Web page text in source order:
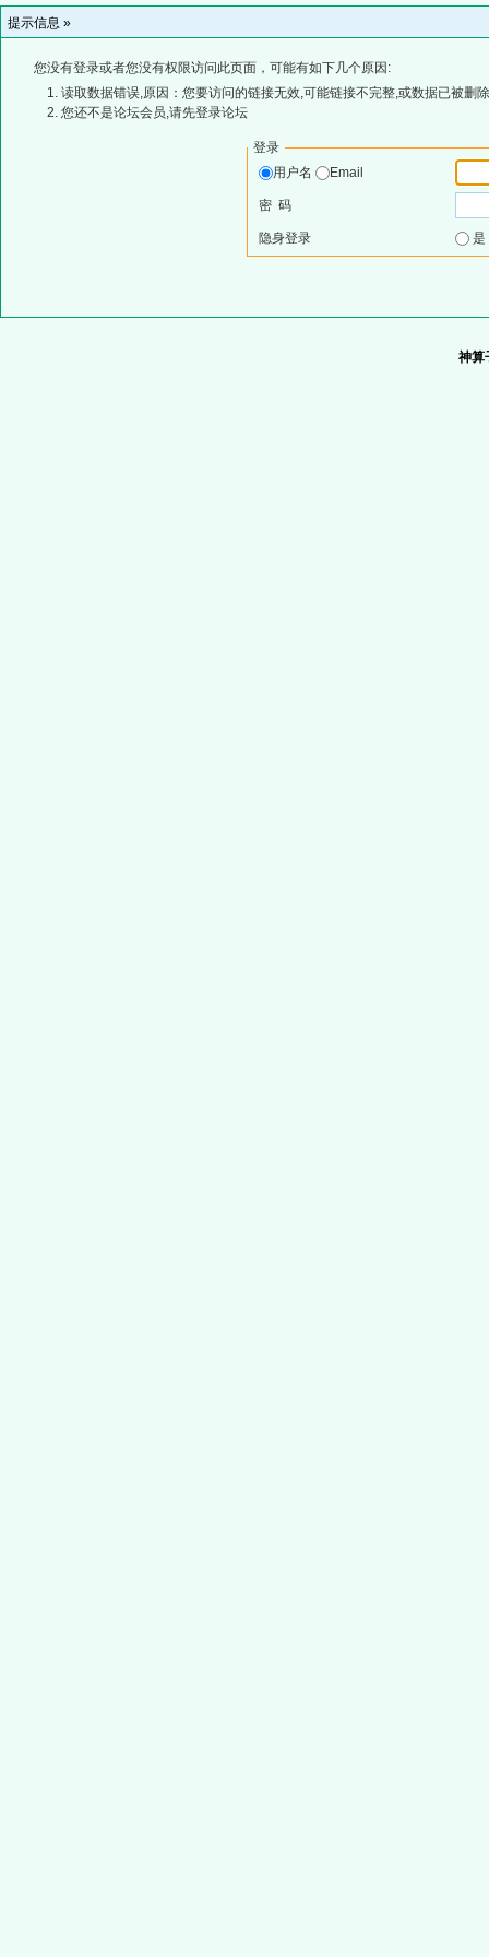
提示信息 »
您没有登录或者您没有权限访问此页面，可能有如下几个原因:
读取数据错误,原因：您要访问的链接无效,可能链接不完整,或数据已被删
您还不是论坛会员,请先登录论坛
登录
用户名
Email
密 码
隐身登录
神算